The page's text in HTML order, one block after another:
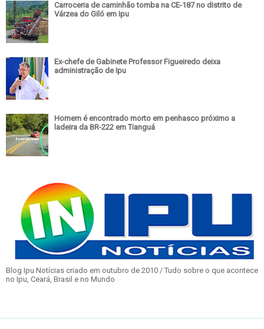
Carroceria de caminhão tomba na CE-187 no distrito de
Várzea do Giló em Ipu
Ex-chefe de Gabinete Professor Figueiredo deixa
administração de Ipu
Homem é encontrado morto em penhasco próximo a
ladeira da BR-222 em Tianguá
Blog Ipu Notícias criado em outubro de 2010 / Tudo sobre o que acontece
no Ipu, Ceará, Brasil e no Mundo